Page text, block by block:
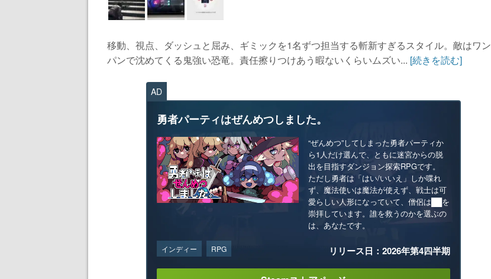
移動、視点、ダッシュと屈み、ギミックを1名ずつ担当する斬新すぎるスタイル。敵はワン
パンで沈めてくる鬼強い恐竜。責任擦りつけあう暇ないくらいムズい... [続きを読む]
AD
勇者パーティはぜんめつしました。
“ぜんめつ”してしまった勇者パーティか
ら1人だけ選んで、ともに迷宮からの脱
出を目指すダンジョン探索RPGです。
ただし勇者は「はい/いいえ」しか喋れ
ず、魔法使いは魔法が使えず、戦士は可
愛らしい人形になっていて、僧侶は██を
崇拝しています。誰を救うのかを選ぶの
は、あなたです。
インディー RPG リリース日：2026年第4四半期